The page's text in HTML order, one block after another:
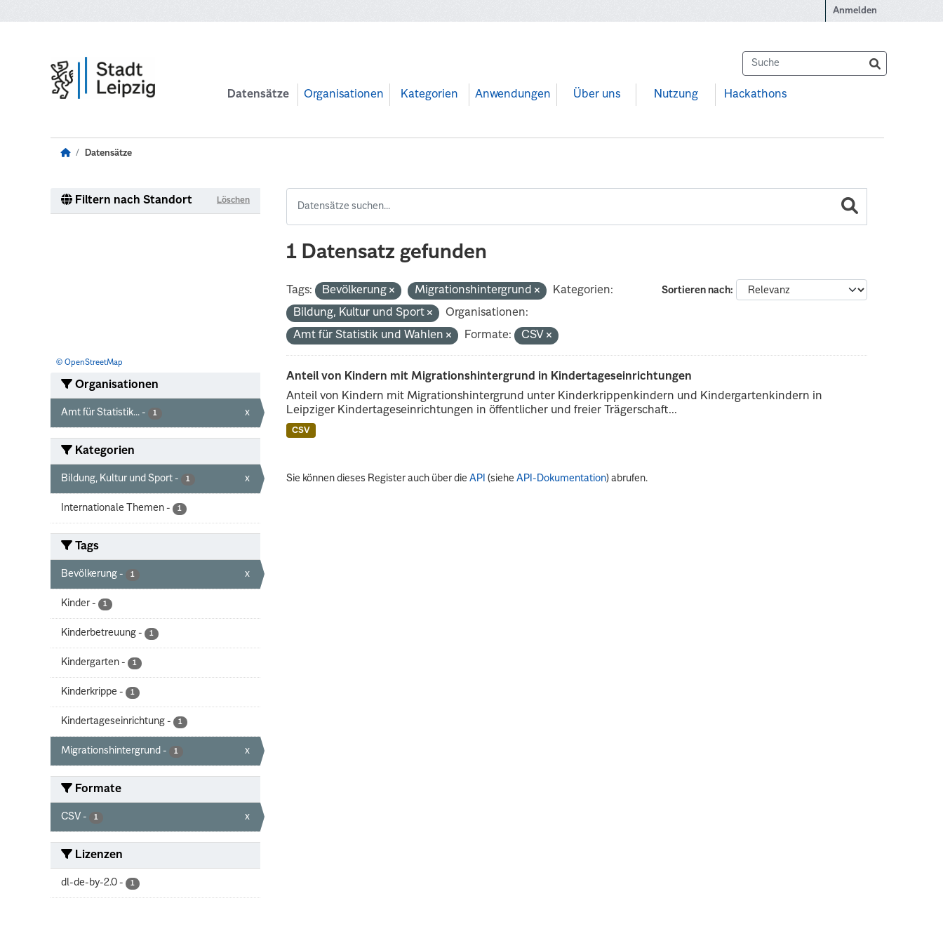
Anmelden
Datensätze Organisationen Kategorien Anwendungen Über uns Nutzung Hackathons
Datensätze
Filtern nach Standort Löschen
© OpenStreetMap
Organisationen
Amt für Statistik... - 1 x
Kategorien
Bildung, Kultur und Sport - 1 x
Internationale Themen - 1
Tags
Bevölkerung - 1 x
Kinder - 1
Kinderbetreuung - 1
Kindergarten - 1
Kinderkrippe - 1
Kindertageseinrichtung - 1
Migrationshintergrund - 1 x
Formate
CSV - 1 x
Lizenzen
dl-de-by-2.0 - 1
1 Datensatz gefunden
Sortieren nach
Tags: Bevölkerung Migrationshintergrund
Kategorien:
Bildung, Kultur und Sport
Organisationen:
Amt für Statistik und Wahlen
Formate: CSV
Anteil von Kindern mit Migrationshintergrund in Kindertageseinrichtungen
Anteil von Kindern mit Migrationshintergrund unter Kinderkrippenkindern und Kindergartenkindern in
Leipziger Kindertageseinrichtungen in öffentlicher und freier Trägerschaft...
CSV
Sie können dieses Register auch über dieAPI (sieheAPI-Dokumentation) abrufen.